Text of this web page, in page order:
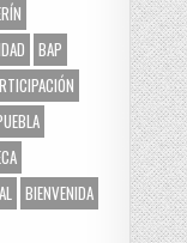
BAP
BIENVENIDA